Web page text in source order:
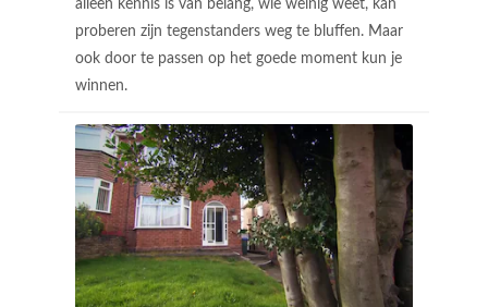
alleen kennis is van belang, wie weinig weet, kan
proberen zijn tegenstanders weg te bluffen. Maar
ook door te passen op het goede moment kun je
winnen.